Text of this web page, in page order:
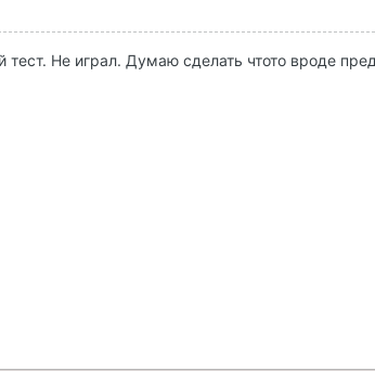
тест. Не играл. Думаю сделать чтото вроде